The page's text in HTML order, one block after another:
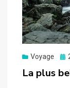
Voyage
La plus